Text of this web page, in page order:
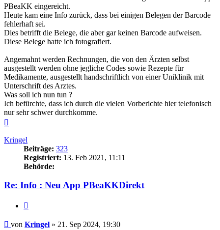
PBeaKK eingereicht.
Heute kam eine Info zurück, dass bei einigen Belegen der Barcode
fehlerhaft sei.
Dies betrifft die Belege, die aber gar keinen Barcode aufweisen.
Diese Belege hatte ich fotografiert.
Angemahnt werden Rechnungen, die von den Ärzten selbst
ausgestellt werden ohne jegliche Codes sowie Rezepte für
Medikamente, ausgestellt handschriftlich von einer Uniklinik mit
Unterschrift des Arztes.
Was soll ich nun tun ?
Ich befürchte, dass ich durch die vielen Vorberichte hier telefonisch
nur sehr schwer durchkomme.
Kringel
Beiträge: 323
Registriert: 13. Feb 2021, 11:11
Behörde:
Re: Info : Neu App PBeaKKDirekt
Beitrag
von Kringel » 21. Sep 2024, 19:30